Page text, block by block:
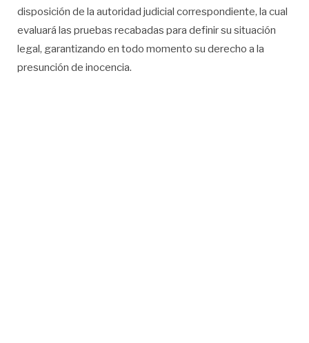
disposición de la autoridad judicial correspondiente, la cual
evaluará las pruebas recabadas para definir su situación
legal, garantizando en todo momento su derecho a la
presunción de inocencia.